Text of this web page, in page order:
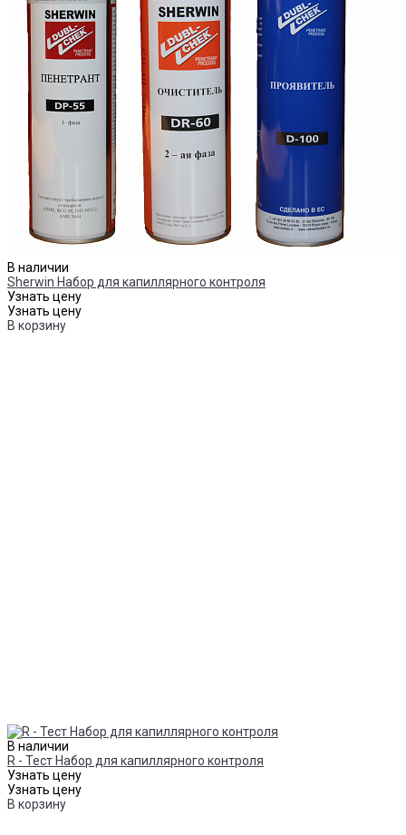
В наличии
Sherwin Набор для капиллярного контроля
Узнать цену
Узнать цену
В корзину
В наличии
R - Тест Набор для капиллярного контроля
Узнать цену
Узнать цену
В корзину